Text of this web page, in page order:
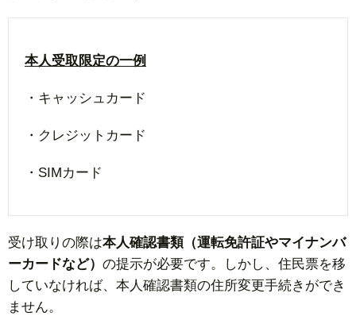
本人受取限定の一例
・キャッシュカード
・クレジットカード
・SIMカード
受け取りの際は本人確認書類（運転免許証やマイナンバ
ーカードなど） の提示が必要です。しかし、住民票を移
していなければ、本人確認書類の住所変更手続きができ
ません。